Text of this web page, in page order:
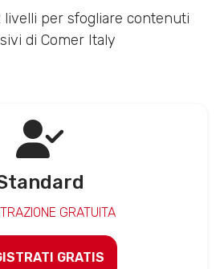
livelli per sfogliare contenuti
di Comer Italy
GRATUITA
GRATIS